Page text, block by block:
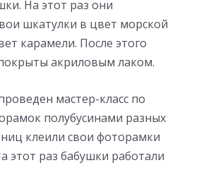
На этот раз они
шкатулки в цвет морской
карамели. После этого
акриловым лаком.
мастер-класс по
полубусинами разных
клеили свои фоторамки
этот раз бабушки работали